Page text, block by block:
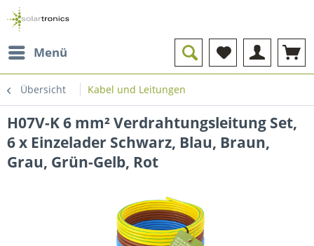
Menü
Übersicht Kabel und Leitungen
H07V-K 6 mm² Verdrahtungsleitung Set,
6 x Einzelader Schwarz, Blau, Braun,
Grau, Grün-Gelb, Rot